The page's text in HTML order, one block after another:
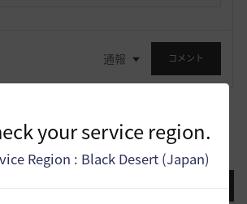
your service region.
Region : Black Desert (Japan)
通報 コメント
索順 コメント順 推奨順 話題順